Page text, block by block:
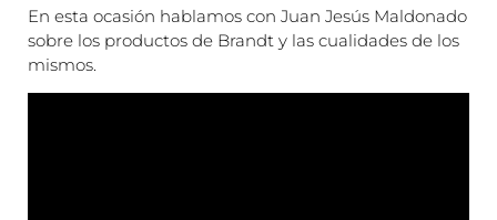
En esta ocasión hablamos con Juan Jesús Maldonado
sobre los productos de Brandt y las cualidades de los
mismos.